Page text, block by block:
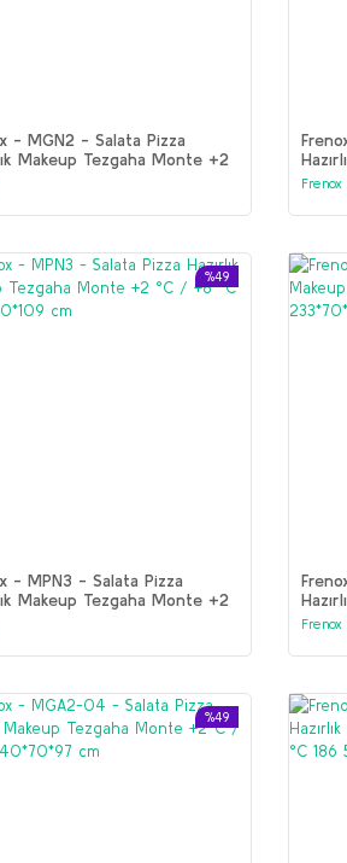
- MGN2 - Salata Pizza
Makeup Tezgaha Monte +2
°C 140*70*109 cm
°C/
Frenox
%49
- MPN3 - Salata Pizza
Makeup Tezgaha Monte +2
°C 186 5*80*109 cm
°C /
Frenox
%49